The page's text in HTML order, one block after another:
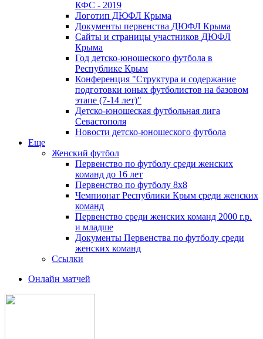
КФС - 2019
Логотип ДЮФЛ Крыма
Документы первенства ДЮФЛ Крыма
Сайты и страницы участников ДЮФЛ
Крыма
Год детско-юношеского футбола в
Республике Крым
Конференция "Структура и содержание
подготовки юных футболистов на базовом
этапе (7-14 лет)"
Детско-юношеская футбольная лига
Севастополя
Новости детско-юношеского футбола
Еще
Женский футбол
Первенство по футболу среди женских
команд до 16 лет
Первенство по футболу 8х8
Чемпионат Республики Крым среди женских
команд
Первенство среди женских команд 2000 г.р.
и младше
Документы Первенства по футболу среди
женских команд
Ссылки
Онлайн матчей